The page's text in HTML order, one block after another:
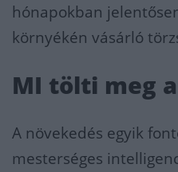
hónapokban
környékén vásárló
MI tölti meg
A növekedés egyik
mesterséges